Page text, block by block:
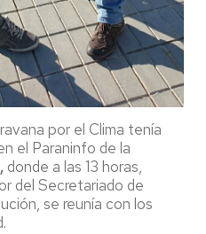
por el Clima tenía
el Paraninfo de la
donde a las 13 horas,
del Secretariado de
se reunía con los